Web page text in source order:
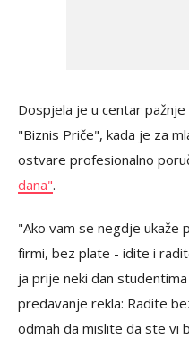
Dospjela je u centar
"Biznis Priče", kada je za
ostvare profesionalno
dana".
"Ako vam se negdje ukaže
firmi, bez plate - idite i
ja prije neki dan
predavanje rekla: Radite
odmah da mislite da ste vi